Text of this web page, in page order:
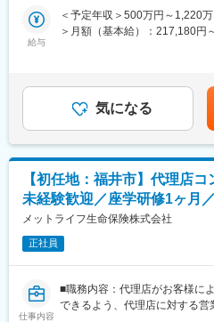
・代理店への営業サポートお
・お客さまのリスク分析およ
■入社後の流れ
「キャリア採用社員向け入社
度・ルールに関する研修を実
を幅広く学べる導入研修、そ
ます。OJT担当の先輩社員が丁
方でも安心して業務を習得でき
研修も充実しており、専門知識
を目指せる環境です。
■働き方
在宅勤務やシフト勤務など柔
や介護などのライフイベント
で、家庭と仕事の両立を実現
た効率的な業務プロセスの導
給与
＜予定年収＞500万円～1,220
＞月額（基本給）：217,180円
の入社時の想定年収は500万（
335,000円）となります。賃金
選考を通じて上下する可能性
含めた表記です。
気になる
【初任地：福井市】代理店
未経験歓迎／座学研修1ヶ月
メットライフ生命保険株式会社
正社員
仕事内容
■職務内容：代理店がお客様に
できるよう、代理店に対する